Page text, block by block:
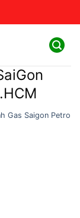
Gas Saigon Petro